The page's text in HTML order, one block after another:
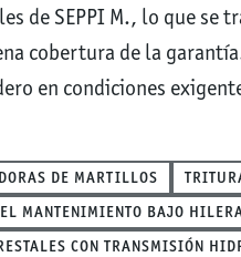
de SEPPI M., lo que se
cobertura de la
en condiciones
DE MARTILLOS
MANTENIMIENTO BAJO
CON TRANSMISIÓN